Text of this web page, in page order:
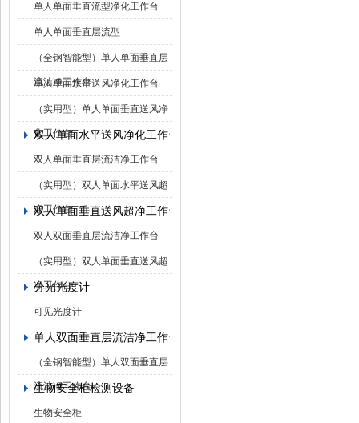
单人单面垂直流型净化工作台
单人单面垂直层流型
（全钢智能型）单人单面垂直层
流洁净工作台
单人单面水平送风净化工作台
（实用型）单人单面垂直送风净
化工作台
双人单面水平送风净化工作台
双人单面垂直层流洁净工作台
（实用型）双人单面水平送风超
净工作台
双人单面垂直送风超净工作台
双人双面垂直层流洁净工作台
（实用型）双人单面垂直送风超
净工作台
分光光度计
可见光度计
单人双面垂直层流洁净工作台
（全钢智能型）单人双面垂直层
流洁净工作台
生物安全柜检测设备
生物安全柜